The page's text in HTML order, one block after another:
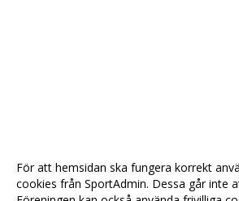
För att hemsidan ska fungera korrekt
cookies från SportAdmin. Dessa går inte